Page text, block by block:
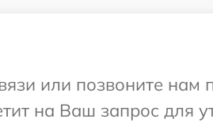
или позвоните нам
на Ваш запрос для